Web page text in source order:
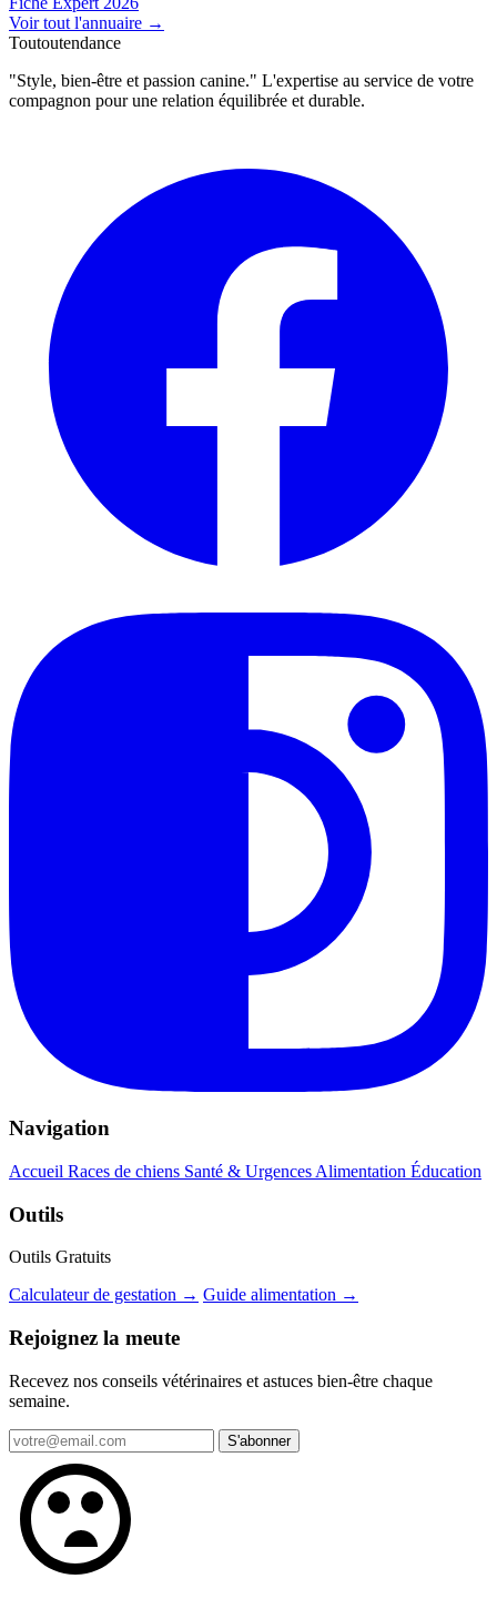
Voir tout l'annuaire →
Toutoutendance
"Style, bien-être et passion canine." L'expertise au service de votre
compagnon pour une relation équilibrée et durable.
Navigation
Accueil Races de chiens Santé & Urgences Alimentation Éducation
Outils
Outils Gratuits
Calculateur de gestation → Guide alimentation →
Rejoignez la meute
Recevez nos conseils vétérinaires et astuces bien-être chaque
semaine.
S'abonner